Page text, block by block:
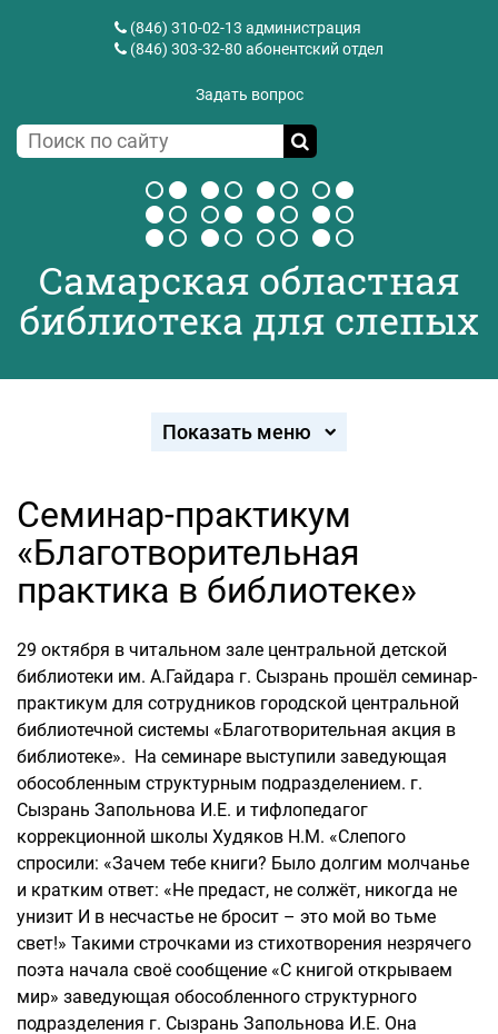
(846) 310-02-13 администрация
(846) 303-32-80 абонентский отдел
Задать вопрос
Самарская областная
библиотека для слепых
Показать меню
Семинар-практикум
«Благотворительная
практика в библиотеке»
29 октября в читальном зале центральной детской
библиотеки им. А.Гайдара г. Сызрань прошёл семинар-
практикум для сотрудников городской центральной
библиотечной системы «Благотворительная акция в
библиотеке». На семинаре выступили заведующая
обособленным структурным подразделением. г.
Сызрань Запольнова И.Е. и тифлопедагог
коррекционной школы Худяков Н.М. «Слепого
спросили: «Зачем тебе книги? Было долгим молчанье
и кратким ответ: «Не предаст, не солжёт, никогда не
унизит И в несчастье не бросит – это мой во тьме
свет!» Такими строчками из стихотворения незрячего
поэта начала своё сообщение «С книгой открываем
мир» заведующая обособленного структурного
подразделения г. Сызрань Запольнова И.Е. Она